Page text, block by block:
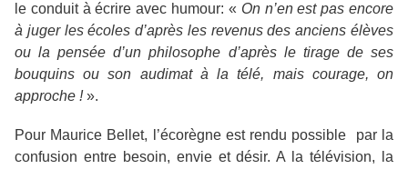
le conduit à écrire avec humour: « On n’en est pas encore
à juger les écoles d’après les revenus des anciens élèves
ou la pensée d’un philosophe d’après le tirage de ses
bouquins ou son audimat à la télé, mais courage, on
approche !».
Pour Maurice Bellet, l’écorègne est rendu possible par la
confusion entre besoin, envie et désir. A la télévision, la